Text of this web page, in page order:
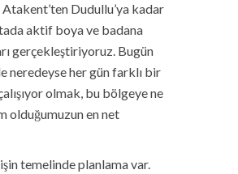
Atakent’ten Dudullu’ya kadar
aktif boya ve badana
gerçekleştiriyoruz. Bugün
neredeyse her gün farklı bir
olmak, bu bölgeye ne
olduğumuzun en net
işin temelinde planlama var.